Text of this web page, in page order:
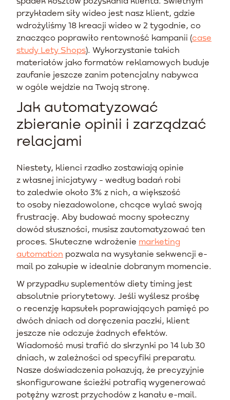
przykładem siły wideo jest nasz klient, gdzie
wdrożyliśmy 18 kreacji wideo w 2 tygodnie, co
znacząco poprawiło rentowność kampanii (case
study Lety Shops). Wykorzystanie takich
materiałów jako formatów reklamowych buduje
zaufanie jeszcze zanim potencjalny nabywca
w ogóle wejdzie na Twoją stronę.
Jak automatyzować
zbieranie opinii i zarządzać
relacjami
Niestety, klienci rzadko zostawiają opinie
z własnej inicjatywy - według badań robi
to zaledwie około 3% z nich, a większość
to osoby niezadowolone, chcące wylać swoją
frustrację. Aby budować mocny społeczny
dowód słuszności, musisz zautomatyzować ten
proces. Skuteczne wdrożenie marketing
automation pozwala na wysyłanie sekwencji e-
mail po zakupie w idealnie dobranym momencie.
W przypadku suplementów diety timing jest
absolutnie priorytetowy. Jeśli wyślesz prośbę
o recenzję kapsułek poprawiających pamięć po
dwóch dniach od doręczenia paczki, klient
jeszcze nie odczuje żadnych efektów.
Wiadomość musi trafić do skrzynki po 14 lub 30
dniach, w zależności od specyfiki preparatu.
Nasze doświadczenia pokazują, że precyzyjnie
skonfigurowane ścieżki potrafią wygenerować
potężny wzrost przychodów z kanału e-mail.